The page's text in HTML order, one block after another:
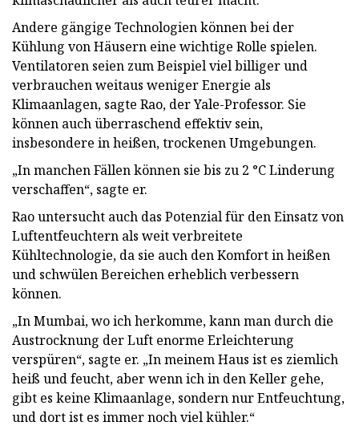
Andere gängige Technologien können bei der
Kühlung von Häusern eine wichtige Rolle spielen.
Ventilatoren seien zum Beispiel viel billiger und
verbrauchen weitaus weniger Energie als
Klimaanlagen, sagte Rao, der Yale-Professor. Sie
können auch überraschend effektiv sein,
insbesondere in heißen, trockenen Umgebungen.
„In manchen Fällen können sie bis zu 2 °C Linderung
verschaffen“, sagte er.
Rao untersucht auch das Potenzial für den Einsatz von
Luftentfeuchtern als weit verbreitete
Kühltechnologie, da sie auch den Komfort in heißen
und schwülen Bereichen erheblich verbessern
können.
„In Mumbai, wo ich herkomme, kann man durch die
Austrocknung der Luft enorme Erleichterung
verspüren“, sagte er. „In meinem Haus ist es ziemlich
heiß und feucht, aber wenn ich in den Keller gehe,
gibt es keine Klimaanlage, sondern nur Entfeuchtung,
und dort ist es immer noch viel kühler.“